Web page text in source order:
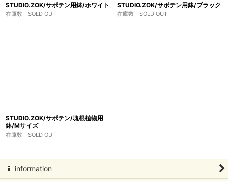
STUDIO.ZOK/サボテン用鉢/ホワイト
在庫数 SOLD OUT
STUDIO.ZOK/サボテン用鉢/ブラック
在庫数 SOLD OUT
STUDIO.ZOK/サボテン/塊根植物用
鉢/Mサイズ
在庫数 SOLD OUT
information